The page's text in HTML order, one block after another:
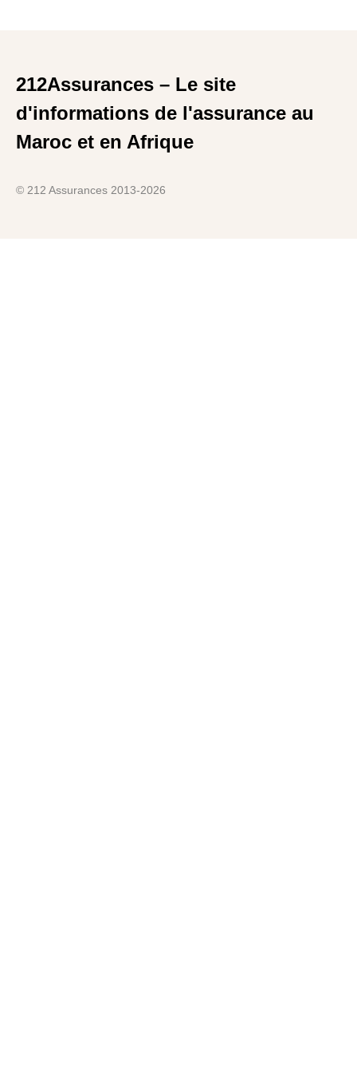
212Assurances – Le site
d'informations de l'assurance au
Maroc et en Afrique
© 212 Assurances 2013-2026